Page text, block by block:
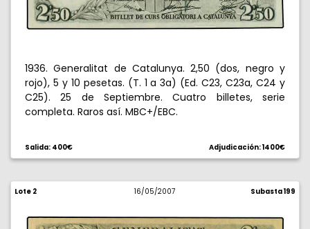
1936. Generalitat de Catalunya. 2,50 (dos, negro y
rojo), 5 y 10 pesetas. (T. 1 a 3a) (Ed. C23, C23a, C24 y
C25). 25 de Septiembre. Cuatro billetes, serie
completa. Raros así. MBC+/EBC.
Salida: 400€ Adjudicación: 1400€
Lote 2 16/05/2007 Subasta 199